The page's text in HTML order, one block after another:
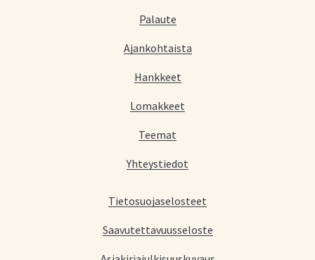
Palaute
Ajankohtaista
Hankkeet
Lomakkeet
Teemat
Yhteystiedot
Tietosuojaselosteet
Saavutettavuusseloste